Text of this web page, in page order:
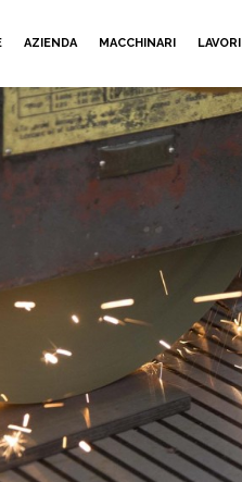
AZIENDA MACCHINARI LAVORI